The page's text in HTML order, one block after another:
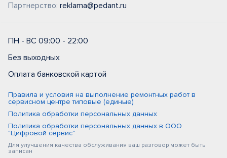
Партнерство: reklama@pedant.ru
ПН - ВС 09:00 - 22:00
Без выходных
Оплата банковской картой
Правила и условия на выполнение ремонтных работ в
сервисном центре типовые (единые)
Политика обработки персональных данных
Политика обработки персональных данных в ООО
"Цифровой сервис"
Для улучшения качества обслуживания ваш разговор может быть
записан